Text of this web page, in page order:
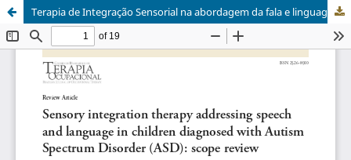
Terapia de Integração Sensorial na abordagem da fala e linguagem em crianças diagnosticadas com Transtorno do Espectro Autista (TEA): revisão de escopo